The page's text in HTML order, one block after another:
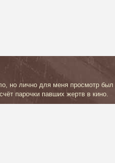
но лично для меня просмотр был
парочки павших жертв в кино.